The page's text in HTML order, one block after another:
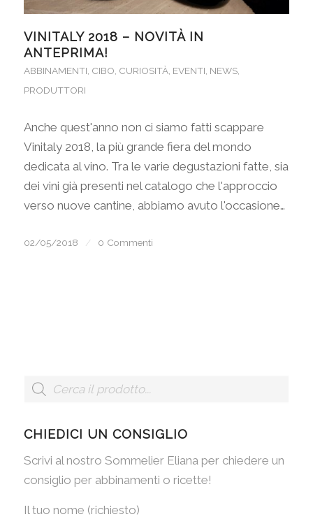
VINITALY 2018 – NOVITÀ IN
ANTEPRIMA!
ABBINAMENTI CIBO CURIOSITÀ, EVENTI NEWS,
PRODUTTORI
Anche quest'anno non ci siamo fatti scappare
Vinitaly 2018, la più grande fiera del mondo
dedicata al vino. Tra le varie degustazioni fatte, sia
dei vini già presenti nel catalogo che l'approccio
verso nuove cantine, abbiamo avuto l'occasione…
02/05/2018 / 0 Commenti
CHIEDICI UN CONSIGLIO
Scrivi al nostro Sommelier Eliana per chiedere un
consiglio per abbinamenti o ricette!
Il tuo nome (richiesto)